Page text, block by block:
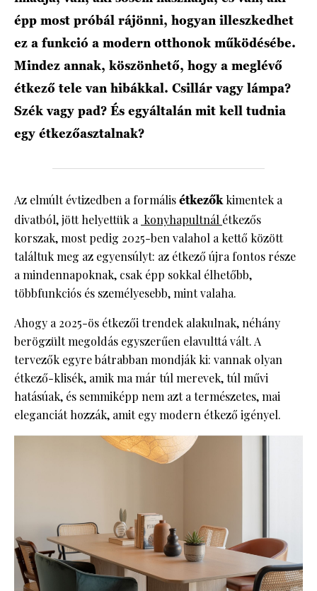
épp most próbál rájönni, hogyan illeszkedhet
ez a funkció a modern otthonok működésébe.
Mindez annak, köszönhető, hogy a meglévő
étkező tele van hibákkal. Csillár vagy lámpa?
Szék vagy pad? És egyáltalán mit kell tudnia
egy étkezőasztalnak?
Az elmúlt évtizedben a formálisétkezők kimentek a
divatból, jött helyettük a konyhapultnál étkezős
korszak, most pedig 2025-ben valahol a kettő között
találtuk meg az egyensúlyt: az étkező újra fontos része
a mindennapoknak, csak épp sokkal élhetőbb,
többfunkciós és személyesebb, mint valaha.
Ahogy a 2025-ös étkezői trendek alakulnak, néhány
berögzült megoldás egyszerűen elavulttá vált. A
tervezők egyre bátrabban mondják ki: vannak olyan
étkező-klisék, amik ma már túl merevek, túl művi
hatásúak, és semmiképp nem azt a természetes, mai
eleganciát hozzák, amit egy modern étkező igényel.